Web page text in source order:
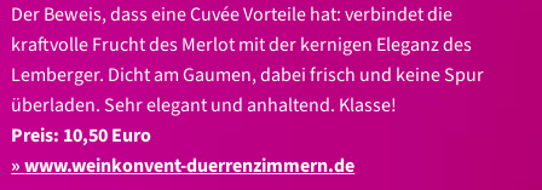
Der Beweis, dass eine Cuvée Vorteile hat: verbindet die
kraftvolle Frucht des Merlot mit der kernigen Eleganz des
Lemberger. Dicht am Gaumen, dabei frisch und keine Spur
überladen. Sehr elegant und anhaltend. Klasse!
Preis: 10,50 Euro
www.weinkonvent-duerrenzimmern.de